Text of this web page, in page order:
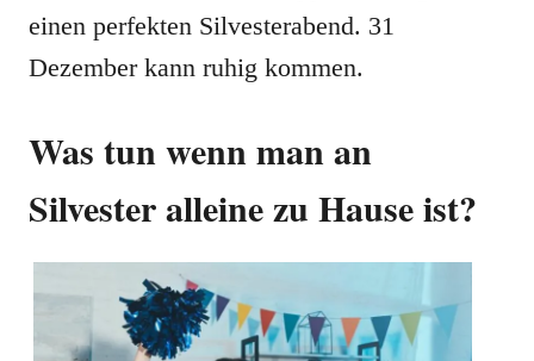
einen perfekten Silvesterabend. 31
Dezember kann ruhig kommen.
Was tun wenn man an
Silvester alleine zu Hause ist?